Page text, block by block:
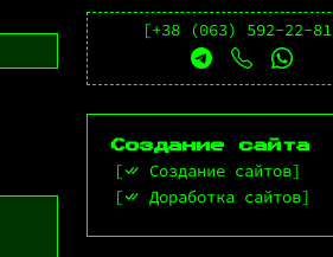
+38 (063) 592-22-81
Создание сайта
Создание сайтов
Доработка сайтов